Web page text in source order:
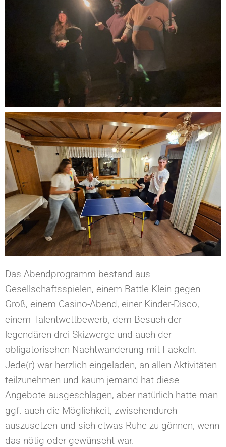
Das Abendprogramm bestand aus
Gesellschaftsspielen, einem Battle Klein gegen
Groß, einem Casino-Abend, einer Kinder-Disco,
einem Talentwettbewerb, dem Besuch der
legendären drei Skizwerge und auch der
obligatorischen Nachtwanderung mit Fackeln.
Jede(r) war herzlich eingeladen, an allen Aktivitäten
teilzunehmen und kaum jemand hat diese
Angebote ausgeschlagen, aber natürlich hatte man
ggf. auch die Möglichkeit, zwischendurch
auszusetzen und sich etwas Ruhe zu gönnen, wenn
das nötig oder gewünscht war.